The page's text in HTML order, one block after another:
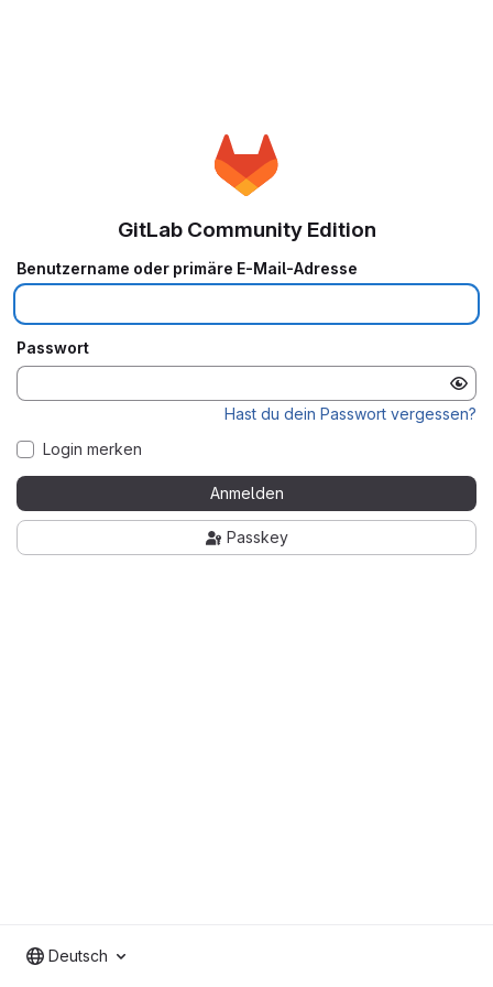
GitLab Community Edition
Benutzername oder primäre E-Mail-Adresse
Passwort
Hast du dein Passwort vergessen?
Login merken
Anmelden
Passkey
Deutsch